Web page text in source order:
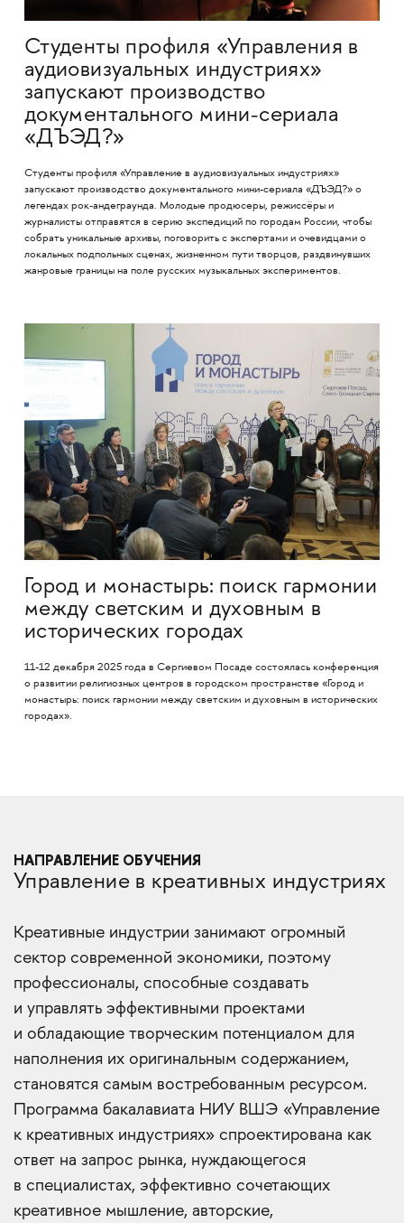
Студенты профиля «Управления в
аудиовизуальных индустриях»
запускают производство
документального мини-сериала
«ДЪЭД?»
Студенты профиля «Управление в аудиовизуальных индустриях»
запускают производство документального мини-сериала «ДЪЭД?» о
легендах рок-андеграунда. Молодые продюсеры, режиссёры и
журналисты отправятся в серию экспедиций по городам России, чтобы
собрать уникальные архивы, поговорить с экспертами и очевидцами о
локальных подпольных сценах, жизненном пути творцов, раздвинувших
жанровые границы на поле русских музыкальных экспериментов.
Город и монастырь: поиск гармонии
между светским и духовным в
исторических городах
11-12 декабря 2025 года в Сергиевом Посаде состоялась конференция
о развитии религиозных центров в городском пространстве «Город и
монастырь: поиск гармонии между светским и духовным в исторических
городах».
НАПРАВЛЕНИЕ ОБУЧЕНИЯ
Управление в креативных индустриях
Креативные индустрии занимают огромный
сектор современной экономики, поэтому
профессионалы, способные создавать
и управлять эффективными проектами
и обладающие творческим потенциалом для
наполнения их оригинальным содержанием,
становятся самым востребованным ресурсом.
Программа бакалавиата НИУ ВШЭ «Управление
к креативных индустриях» спроектирована как
ответ на запрос рынка, нуждающегося
в специалистах, эффективно сочетающих
креативное мышление, авторские,